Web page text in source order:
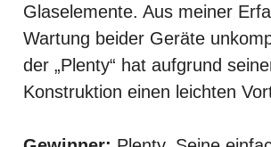
Glaselemente. Aus meiner
Wartung beider Geräte
der „Plenty“ hat aufgrund
Konstruktion einen leichten